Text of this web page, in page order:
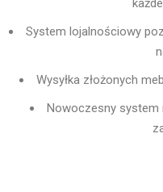
System lojalnościowy
Wysyłka złożonych
Nowoczesny system